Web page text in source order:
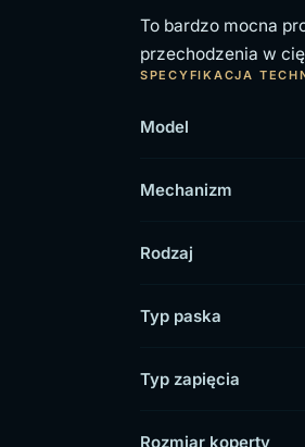
To bardzo mocna
przechodzenia w
SPECYFIKACJA
Model
Mechanizm
Rodzaj
Typ paska
Typ zapięcia
Rozmiar koperty